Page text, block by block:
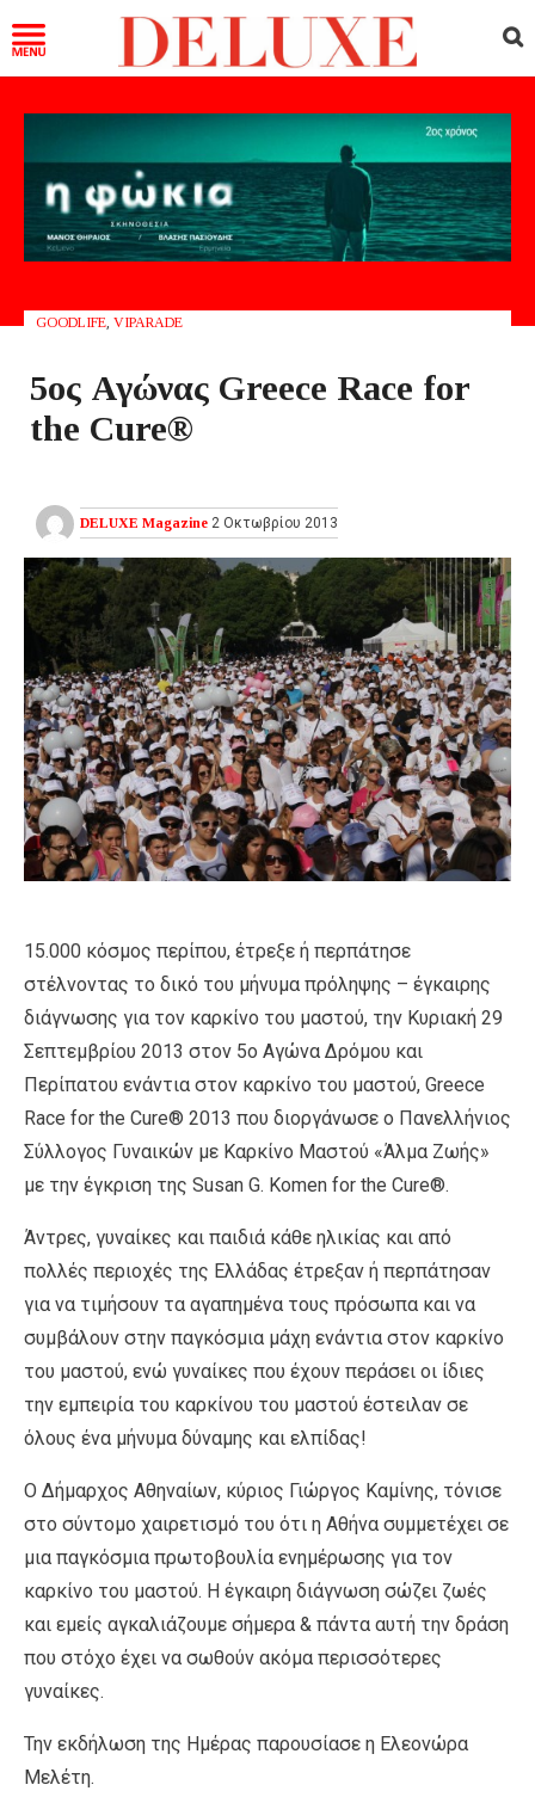
GOODLIFE VIPARADE
5ος Αγώνας Greece Race for
the Cure®
DELUXE Magazine 2 Οκτωβρίου 2013
15.000 κόσμος περίπου, έτρεξε ή περπάτησε
στέλνοντας το δικό του μήνυμα πρόληψης – έγκαιρης
διάγνωσης για τον καρκίνο του μαστού, την Κυριακή 29
Σεπτεμβρίου 2013 στον 5ο Αγώνα Δρόμου και
Περίπατου ενάντια στον καρκίνο του μαστού, Greece
Race for the Cure® 2013 που διοργάνωσε ο Πανελλήνιος
Σύλλογος Γυναικών με Καρκίνο Μαστού «Άλμα Ζωής»
με την έγκριση της Susan G. Komen for the Cure®.
Άντρες, γυναίκες και παιδιά κάθε ηλικίας και από
πολλές περιοχές της Ελλάδας έτρεξαν ή περπάτησαν
για να τιμήσουν τα αγαπημένα τους πρόσωπα και να
συμβάλουν στην παγκόσμια μάχη ενάντια στον καρκίνο
του μαστού, ενώ γυναίκες που έχουν περάσει οι ίδιες
την εμπειρία του καρκίνου του μαστού έστειλαν σε
όλους ένα μήνυμα δύναμης και ελπίδας!
Ο Δήμαρχος Αθηναίων, κύριος Γιώργος Καμίνης, τόνισε
στο σύντομο χαιρετισμό του ότι η Αθήνα συμμετέχει σε
μια παγκόσμια πρωτοβουλία ενημέρωσης για τον
καρκίνο του μαστού. Η έγκαιρη διάγνωση σώζει ζωές
και εμείς αγκαλιάζουμε σήμερα & πάντα αυτή την δράση
που στόχο έχει να σωθούν ακόμα περισσότερες
γυναίκες.
Την εκδήλωση της Ημέρας παρουσίασε η Ελεονώρα
Μελέτη.